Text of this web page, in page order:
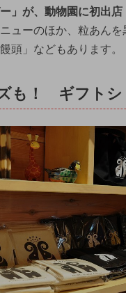
」が、動物園に初出店
ューのほか、粒あん
頭」などもあります。
も！ ギフトシ